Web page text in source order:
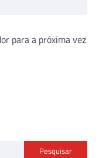
para a próxima vez
Pesquisar